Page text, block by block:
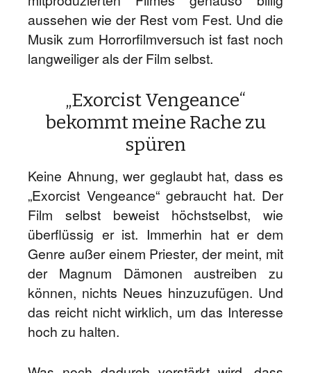
aussehen wie der Rest vom Fest. Und die
Musik zum Horrorfilmversuch ist fast noch
langweiliger als der Film selbst.
„Exorcist Vengeance“
bekommt meine Rache zu
spüren
Keine Ahnung, wer geglaubt hat, dass es
„Exorcist Vengeance“ gebraucht hat. Der
Film selbst beweist höchstselbst, wie
überflüssig er ist. Immerhin hat er dem
Genre außer einem Priester, der meint, mit
der Magnum Dämonen austreiben zu
können, nichts Neues hinzuzufügen. Und
das reicht nicht wirklich, um das Interesse
hoch zu halten.